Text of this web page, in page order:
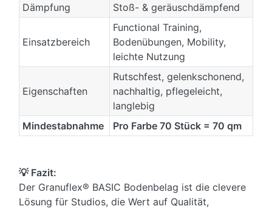
Dämpfung
Stoß- & geräuschdämpfend
Einsatzbereich
Functional Training,
Bodenübungen, Mobility,
leichte Nutzung
Eigenschaften
Rutschfest, gelenkschonend,
nachhaltig, pflegeleicht,
langlebig
Mindestabnahme
Pro Farbe 70 Stück = 70 qm
💡 Fazit:
Der Granuflex® BASIC Bodenbelag ist die clevere
Lösung für Studios, die Wert auf Qualität,